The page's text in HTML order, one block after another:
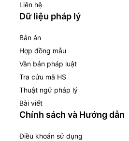
Liên hệ
Dữ liệu pháp lý
Bản án
Hợp đồng mẫu
Văn bản pháp luật
Tra cứu mã HS
Thuật ngữ pháp lý
Bài viết
Chính sách và Hướng dẫn
Điều khoản sử dụng